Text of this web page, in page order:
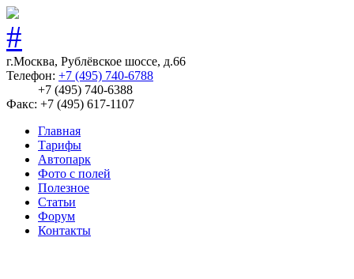
г.Москва, Рублёвское шоссе, д.66
Телефон: +7 (495) 740-6788
+7 (495) 740-6388
Факс: +7 (495) 617-1107
Главная
Тарифы
Автопарк
Фото с полей
Полезное
Статьи
Форум
Контакты